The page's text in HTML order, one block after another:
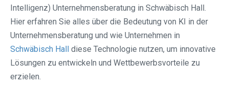
Intelligenz) Unternehmensberatung in Schwäbisch Hall.
Hier erfahren Sie alles über die Bedeutung von KI in der
Unternehmensberatung und wie Unternehmen in
Schwäbisch Hall diese Technologie nutzen, um innovative
Lösungen zu entwickeln und Wettbewerbsvorteile zu
erzielen.